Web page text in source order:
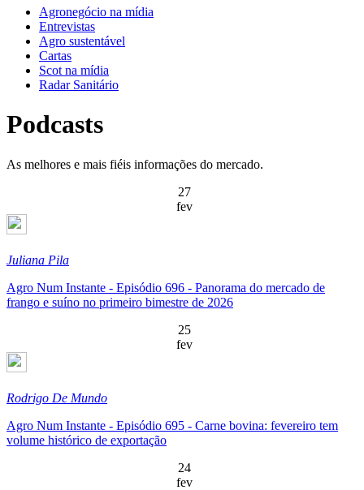
Agronegócio na mídia
Entrevistas
Agro sustentável
Cartas
Scot na mídia
Radar Sanitário
Podcasts
As melhores e mais fiéis informações do mercado.
27
fev
Juliana Pila
Agro Num Instante - Episódio 696 - Panorama do mercado de
frango e suíno no primeiro bimestre de 2026
25
fev
Rodrigo De Mundo
Agro Num Instante - Episódio 695 - Carne bovina: fevereiro tem
volume histórico de exportação
24
fev